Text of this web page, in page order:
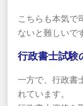
こちらも本気で
ないと難しいで
行政書士試験
一方で、行政書
れています。